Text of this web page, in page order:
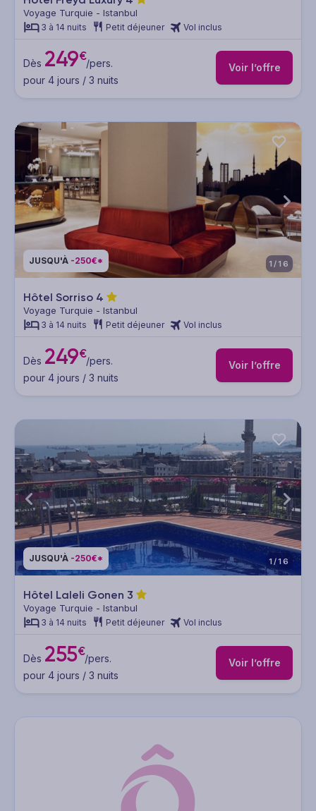
Voyage Turquie - Istanbul
3 à 14 nuits Petit déjeuner Vol inclus
Dès 249€/pers.
pour 4 jours / 3 nuits
Voir l’offre
JUSQU'À -250€* 1/16
Hôtel Sorriso 4
Voyage Turquie - Istanbul
3 à 14 nuits Petit déjeuner Vol inclus
Dès 249€/pers.
pour 4 jours / 3 nuits
Voir l’offre
JUSQU'À -250€* 1/16
Hôtel Laleli Gonen 3
Voyage Turquie - Istanbul
3 à 14 nuits Petit déjeuner Vol inclus
Dès 255€/pers.
pour 4 jours / 3 nuits
Voir l’offre